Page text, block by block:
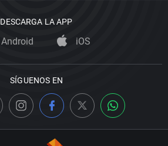
DESCARGA LA APP
Android iOS
SÍGUENOS EN